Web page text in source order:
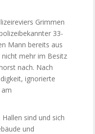
Grimmen
33-
Mann bereits aus
mehr im Besitz
nach. Nach
ignorierte
sind und sich
und